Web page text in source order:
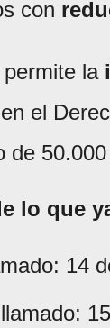
con
la
el
de
lo que
14